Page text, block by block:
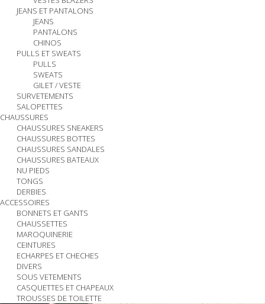
JEANS ET PANTALONS
JEANS
PANTALONS
CHINOS
PULLS ET SWEATS
PULLS
SWEATS
GILET / VESTE
SURVETEMENTS
SALOPETTES
CHAUSSURES
CHAUSSURES SNEAKERS
CHAUSSURES BOTTES
CHAUSSURES SANDALES
CHAUSSURES BATEAUX
NU PIEDS
TONGS
DERBIES
ACCESSOIRES
BONNETS ET GANTS
CHAUSSETTES
MAROQUINERIE
CEINTURES
ECHARPES ET CHECHES
DIVERS
SOUS VETEMENTS
CASQUETTES ET CHAPEAUX
TROUSSES DE TOILETTE